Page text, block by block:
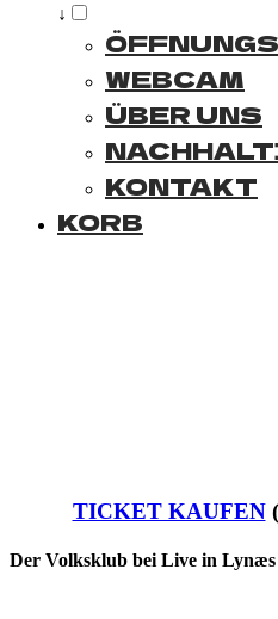
↓
WEBCAM
ÜBER UNS
KONTAKT
KORB
TICKET KAUFEN
Der Volksklub bei Live in Lynæs